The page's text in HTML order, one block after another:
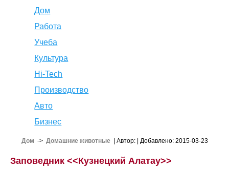
Дом
Работа
Учеба
Культура
Hi-Tech
Производство
Авто
Бизнес
Дом -> Домашние животные| Автор: | Добавлено: 2015-03-23
Заповедник <<Кузнецкий Алатау>>